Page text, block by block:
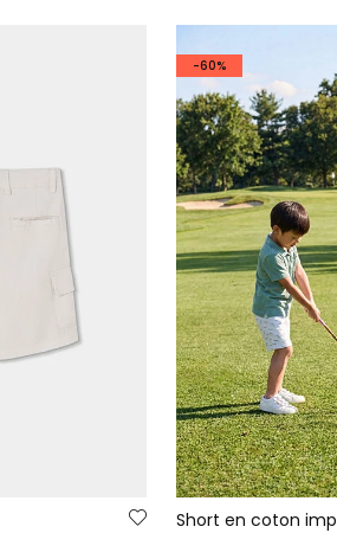
-60%
Short en coton